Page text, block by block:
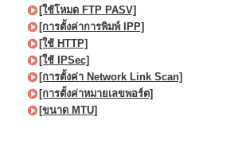
[ใช้โหมด FTP PASV]
[การตั้งค่าการพิมพ์ IPP]
[ใช้ HTTP]
[ใช้ IPSec]
[การตั้งค่า Network Link Scan]
[การตั้งค่าหมายเลขพอร์ต]
[ขนาด MTU]